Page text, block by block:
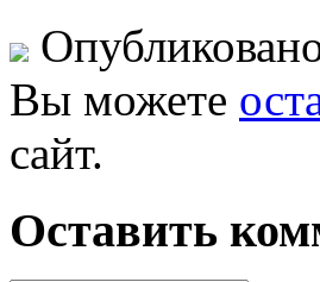
Вы можете
сайт.
Оставить